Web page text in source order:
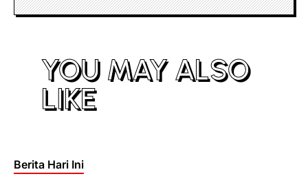
YOU MAY ALSO
LIKE
Posted
Berita Hari Ini